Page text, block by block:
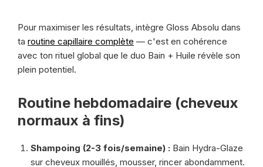
Pour maximiser les résultats, intègre Gloss Absolu dans
ta routine capillaire complète — c'est en cohérence
avec ton rituel global que le duo Bain + Huile révèle son
plein potentiel.
Routine hebdomadaire (cheveux
normaux à fins)
Shampoing (2-3 fois/semaine) : Bain Hydra-Glaze
sur cheveux mouillés, mousser, rincer abondamment.